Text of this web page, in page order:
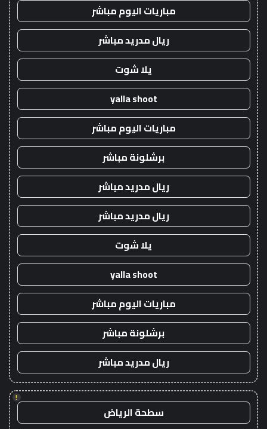
مباريات اليوم مباشر
ريال مدريد مباشر
يلا شوت
yalla shoot
مباريات اليوم مباشر
برشلونة مباشر
ريال مدريد مباشر
ريال مدريد مباشر
يلا شوت
yalla shoot
مباريات اليوم مباشر
برشلونة مباشر
ريال مدريد مباشر
!
سطحة الرياض